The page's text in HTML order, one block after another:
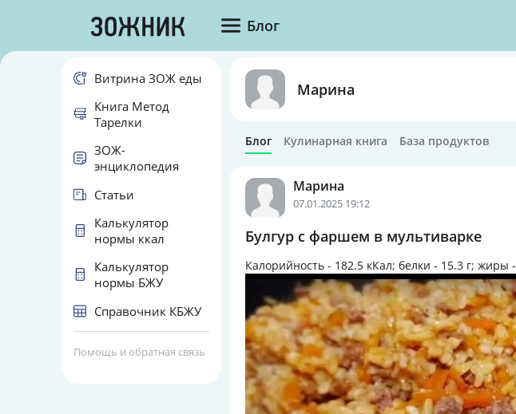
Блог
Марина
Блог Кулинарная книга База продуктов
Марина
07.01.2025 19:12
Булгур с фаршем в мультиварке
Калорийность - 182.5 кКал; белки - 15.3 г; жиры -
Витрина ЗОЖ еды
Книга Метод
Тарелки
ЗОЖ-
энциклопедия
Статьи
Калькулятор
нормы ккал
Калькулятор
нормы БЖУ
Справочник КБЖУ
Помощь и обратная связь